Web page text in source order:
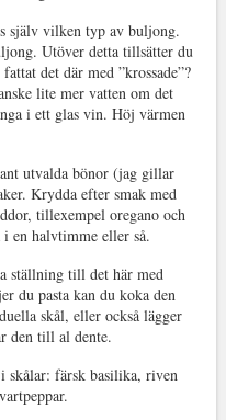
själv vilken typ av buljong.
Utöver detta tillsätter du
det där med ”krossade”?
lite mer vatten om det
i ett glas vin. Höj värmen
utvalda bönor (jag gillar
Krydda efter smak med
tillexempel oregano och
en halvtimme eller så.
ställning till det här med
du pasta kan du koka den
skål, eller också lägger
den till al dente.
skålar: färsk basilika, riven